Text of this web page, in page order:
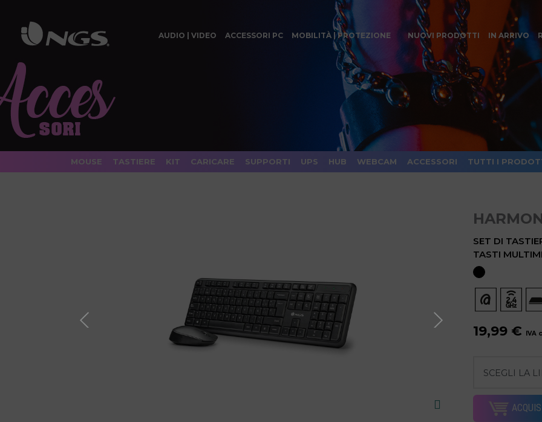
AUDIO | VIDEO ACCESSORI PC MOBILITÀ | PROTEZIONE NUOVI PRODOTTI IN ARRIVO
MOUSE TASTIERE KIT CARICARE SUPPORTI UPS HUB WEBCAM ACCESSORI TUTTI I
SET DI
TASTI
19,99 € IVA